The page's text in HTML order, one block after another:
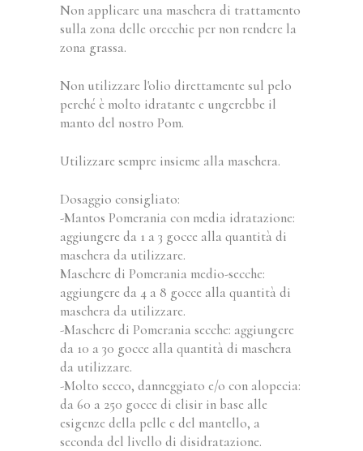
Non applicare una maschera di trattamento
sulla zona delle orecchie per non rendere la
zona grassa.
Non utilizzare l'olio direttamente sul pelo
perché è molto idratante e ungerebbe il
manto del nostro Pom.
Utilizzare sempre insieme alla maschera.
Dosaggio consigliato:
-Mantos Pomerania con media idratazione:
aggiungere da 1 a 3 gocce alla quantità di
maschera da utilizzare.
Maschere di Pomerania medio-secche:
aggiungere da 4 a 8 gocce alla quantità di
maschera da utilizzare.
-Maschere di Pomerania secche: aggiungere
da 10 a 30 gocce alla quantità di maschera
da utilizzare.
-Molto secco, danneggiato e/o con alopecia:
da 60 a 250 gocce di elisir in base alle
esigenze della pelle e del mantello, a
seconda del livello di disidratazione.